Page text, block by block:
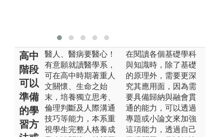
高中
階段
可以
準備
的學
習方
醫人、醫病要醫心！
有意願就讀醫學系，
可在高中時期著重人
文關懷、生命之始
末，培養獨立思考、
倫理判斷及人際溝通
技巧等能力，本系重
視學生完整人格養成
在閱讀各個基礎學科
與知識時，除了基礎
的原理外，需要更深
究其應用面，因為需
要具備歸納與融會貫
通的能力，可以透過
專題或小論文來加強
這項能力，透過自己